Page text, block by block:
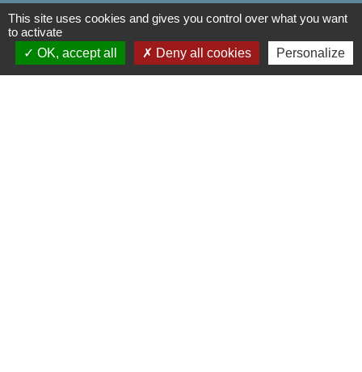
Contact
Mairie de Jasney
3, Le Château
This site uses cookies and gives you control over what you want
to activate
OK, accept all
Deny all cookies Personalize